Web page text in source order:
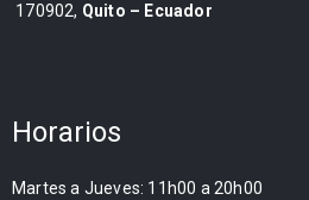
170902, Quito – Ecuador
Horarios
Martes a Jueves: 11h00 a 20h00